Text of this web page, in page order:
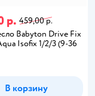
р. 459,00 р.
Babyton Drive Fix
Isofix 1/2/3 (9-36
В корзину